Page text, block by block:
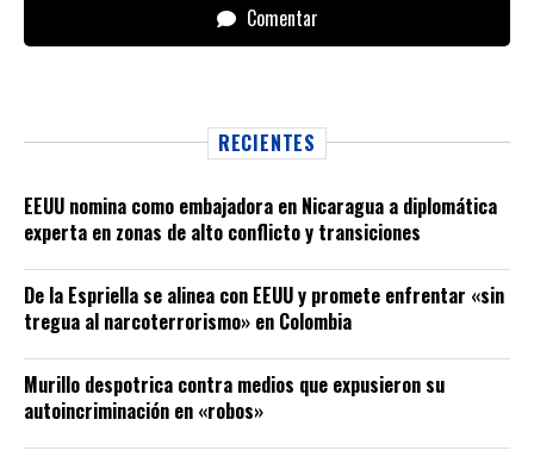
Comentar
RECIENTES
EEUU nomina como embajadora en Nicaragua a diplomática
experta en zonas de alto conflicto y transiciones
De la Espriella se alinea con EEUU y promete enfrentar «sin
tregua al narcoterrorismo» en Colombia
Murillo despotrica contra medios que expusieron su
autoincriminación en «robos»